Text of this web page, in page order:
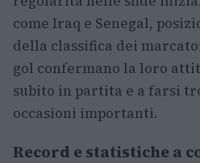
come Iraq e Senegal,
della classifica dei
gol confermano la loro
subito in partita e a farsi
occasioni importanti.
Record e statistiche a